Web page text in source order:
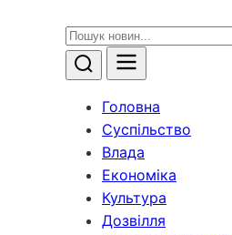
Головна
Суспільство
Влада
Економіка
Культура
Дозвілля